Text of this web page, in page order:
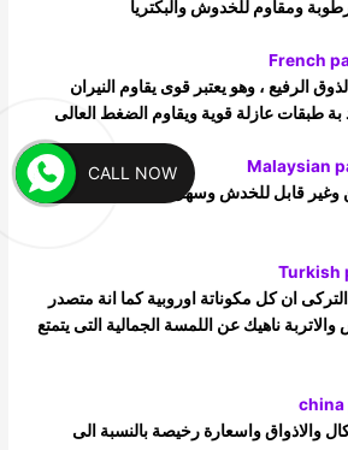
ومقاوم للخدوش والبكتريا
الرفيع ، وهو يعتبر قوى يقاوم النيران
طبقات عازلة قوية ويقاوم الضغط العالى
وغير قابل للخدش وسهل التنظيف،
ان كل مكوناتة اوروبية كما انة متصدر
ناهيك عن اللمسة الجمالية التى يتمتع
والاذواق واسعارة رخيصة بالنسبة الى
CALL NOW